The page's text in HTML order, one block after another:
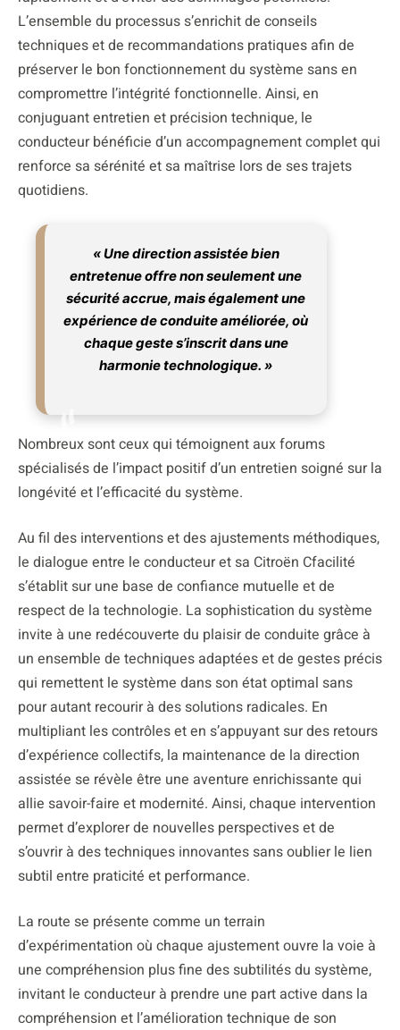
L’ensemble du processus s’enrichit de conseils
techniques et de recommandations pratiques afin de
préserver le bon fonctionnement du système sans en
compromettre l’intégrité fonctionnelle. Ainsi, en
conjuguant entretien et précision technique, le
conducteur bénéficie d’un accompagnement complet qui
renforce sa sérénité et sa maîtrise lors de ses trajets
quotidiens.
« Une direction assistée bien
entretenue offre non seulement une
sécurité accrue, mais également une
expérience de conduite améliorée, où
chaque geste s’inscrit dans une
harmonie technologique. »
Nombreux sont ceux qui témoignent aux forums
spécialisés de l’impact positif d’un entretien soigné sur la
longévité et l’efficacité du système.
Au fil des interventions et des ajustements méthodiques,
le dialogue entre le conducteur et sa Citroën Cfacilité
s’établit sur une base de confiance mutuelle et de
respect de la technologie. La sophistication du système
invite à une redécouverte du plaisir de conduite grâce à
un ensemble de techniques adaptées et de gestes précis
qui remettent le système dans son état optimal sans
pour autant recourir à des solutions radicales. En
multipliant les contrôles et en s’appuyant sur des retours
d’expérience collectifs, la maintenance de la direction
assistée se révèle être une aventure enrichissante qui
allie savoir-faire et modernité. Ainsi, chaque intervention
permet d’explorer de nouvelles perspectives et de
s’ouvrir à des techniques innovantes sans oublier le lien
subtil entre praticité et performance.
La route se présente comme un terrain
d’expérimentation où chaque ajustement ouvre la voie à
une compréhension plus fine des subtilités du système,
invitant le conducteur à prendre une part active dans la
compréhension et l’amélioration technique de son